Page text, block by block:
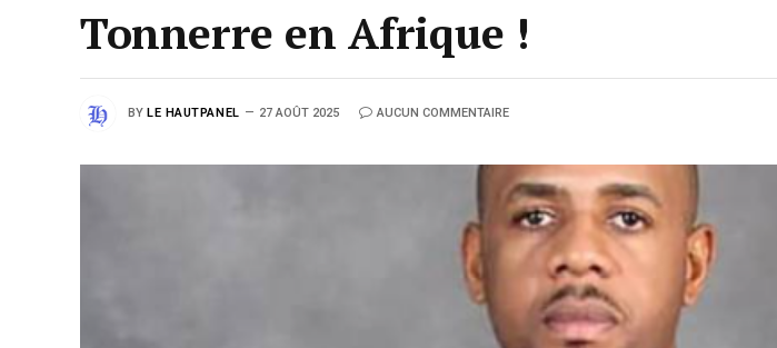
Tonnerre en Afrique !
BY LE HAUTPANEL 27 AOÛT 2025 AUCUN COMMENTAIRE